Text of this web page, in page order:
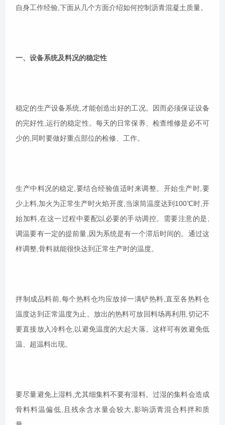
自身工作经验,下面从几个方面介绍如何控制沥青混凝土质量。
一、设备系统及料况的稳定性
稳定的生产设备系统,才能创造出好的工况。因而必须保证设备
的完好性,运行的稳定性。每天的日常保养、检查维修是必不可
少的,同时要做好重点部位的检修、工作。
生产中料况的稳定,要结合经验值适时来调整。开始生产时,要
少上料,加火为正常生产时火焰开度,当滚筒温度达到100℃时,开
始加料,在这一过程中要配以必要的手动调控。需要注意的是,
调温要有一定的提前量,因为系统是有一个滞后时间的。通过这
样调整,骨料就能很快达到正常生产时的温度。
拌制成品料前,每个热料仓均应放掉一满铲热料,直至各热料仓
温度达到正常温度为止。放出的热料可放回料场再利用,切记不
要直接放入冷料仓,以避免温度的大起大落。这样可有效避免低
温、超温料出现。
要尽量避免上湿料,尤其细集料不要有湿料。过湿的集料会造成
骨料料温偏低,且残余含水量会较大,影响沥青混合料拌和质